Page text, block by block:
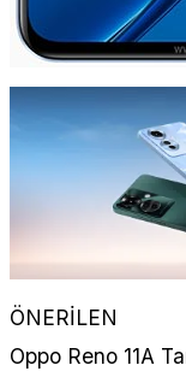
ÖNERİLEN
Oppo Reno 11A